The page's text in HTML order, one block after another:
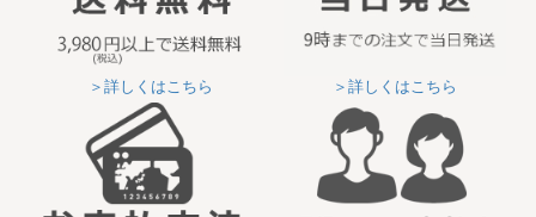
＞詳しくはこちら ＞詳しくはこちら